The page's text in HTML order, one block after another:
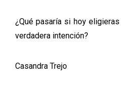
¿Qué pasaría si hoy
verdadera intención?
Casandra Trejo